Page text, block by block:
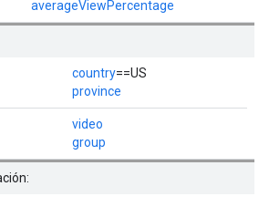
averageViewPercentage
country==US
province
video
group